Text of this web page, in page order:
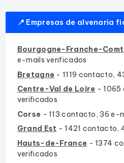
📍 Empresas de alvenaria
Bourgogne-Franche-
e-mails verificados
Bretagne - 1119 contacto,
Centre-Val de Loire - 1065
verificados
Corse - 113 contacto, 36 e-
Grand Est - 1421 contacto,
Hauts-de-France - 1374
verificados